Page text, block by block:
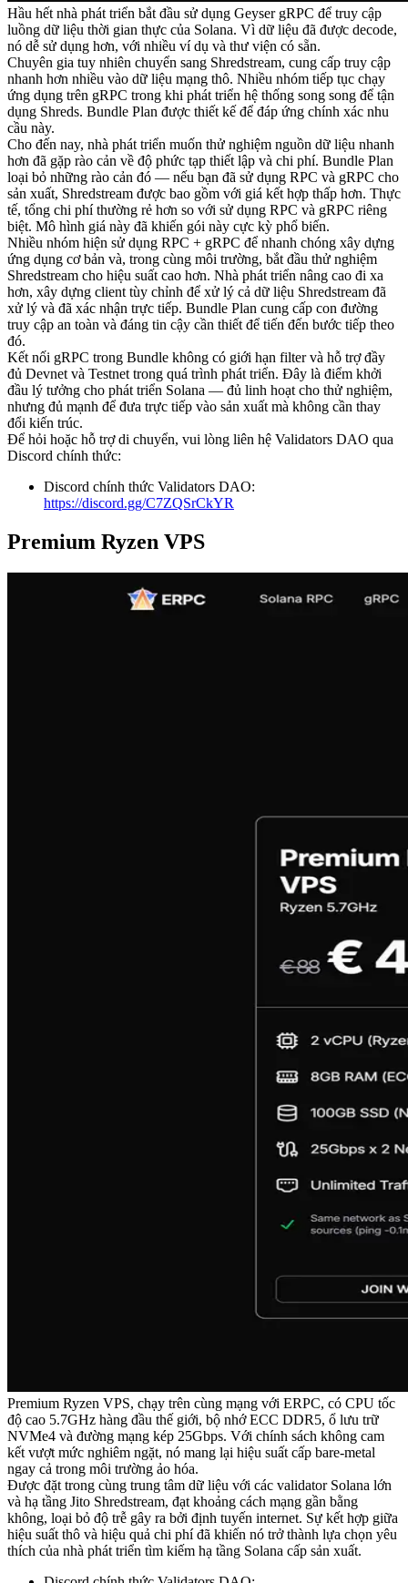
Hầu hết nhà phát triển bắt đầu sử dụng Geyser gRPC để truy cập
luồng dữ liệu thời gian thực của Solana. Vì dữ liệu đã được decode,
nó dễ sử dụng hơn, với nhiều ví dụ và thư viện có sẵn.
Chuyên gia tuy nhiên chuyển sang Shredstream, cung cấp truy cập
nhanh hơn nhiều vào dữ liệu mạng thô. Nhiều nhóm tiếp tục chạy
ứng dụng trên gRPC trong khi phát triển hệ thống song song để tận
dụng Shreds. Bundle Plan được thiết kế để đáp ứng chính xác nhu
cầu này.
Cho đến nay, nhà phát triển muốn thử nghiệm nguồn dữ liệu nhanh
hơn đã gặp rào cản về độ phức tạp thiết lập và chi phí. Bundle Plan
loại bỏ những rào cản đó — nếu bạn đã sử dụng RPC và gRPC cho
sản xuất, Shredstream được bao gồm với giá kết hợp thấp hơn. Thực
tế, tổng chi phí thường rẻ hơn so với sử dụng RPC và gRPC riêng
biệt. Mô hình giá này đã khiến gói này cực kỳ phổ biến.
Nhiều nhóm hiện sử dụng RPC + gRPC để nhanh chóng xây dựng
ứng dụng cơ bản và, trong cùng môi trường, bắt đầu thử nghiệm
Shredstream cho hiệu suất cao hơn. Nhà phát triển nâng cao đi xa
hơn, xây dựng client tùy chỉnh để xử lý cả dữ liệu Shredstream đã
xử lý và đã xác nhận trực tiếp. Bundle Plan cung cấp con đường
truy cập an toàn và đáng tin cậy cần thiết để tiến đến bước tiếp theo
đó.
Kết nối gRPC trong Bundle không có giới hạn filter và hỗ trợ đầy
đủ Devnet và Testnet trong quá trình phát triển. Đây là điểm khởi
đầu lý tưởng cho phát triển Solana — đủ linh hoạt cho thử nghiệm,
nhưng đủ mạnh để đưa trực tiếp vào sản xuất mà không cần thay
đổi kiến trúc.
Để hỏi hoặc hỗ trợ di chuyển, vui lòng liên hệ Validators DAO qua
Discord chính thức:
Discord chính thức Validators DAO:
https://discord.gg/C7ZQSrCkYR
Premium Ryzen VPS
Premium Ryzen VPS, chạy trên cùng mạng với ERPC, có CPU tốc
độ cao 5.7GHz hàng đầu thế giới, bộ nhớ ECC DDR5, ổ lưu trữ
NVMe4 và đường mạng kép 25Gbps. Với chính sách không cam
kết vượt mức nghiêm ngặt, nó mang lại hiệu suất cấp bare-metal
ngay cả trong môi trường ảo hóa.
Được đặt trong cùng trung tâm dữ liệu với các validator Solana lớn
và hạ tầng Jito Shredstream, đạt khoảng cách mạng gần bằng
không, loại bỏ độ trễ gây ra bởi định tuyến internet. Sự kết hợp giữa
hiệu suất thô và hiệu quả chi phí đã khiến nó trở thành lựa chọn yêu
thích của nhà phát triển tìm kiếm hạ tầng Solana cấp sản xuất.